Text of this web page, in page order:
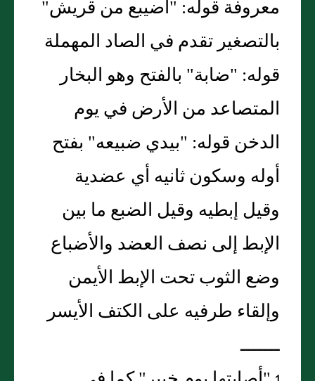
معروفة قوله: "أضيبع من قريش"
بالتصغير تقدم في الصاد المهملة
قوله: "ضابة" بالفتح وهو البخار
المتصاعد من الأرض في يوم
الدخن قوله: "بيدي ضبيعه" بفتح
أوله وسكون ثانيه أي عضدية
وقيل إبطيه وقيل الضبع ما بين
الإبط إلى نصف العضد والأضباع
وضع الثوب تحت الإبط الأيمن
وإلقاء طرفيه على الكتف الأيسر
ـــــــ